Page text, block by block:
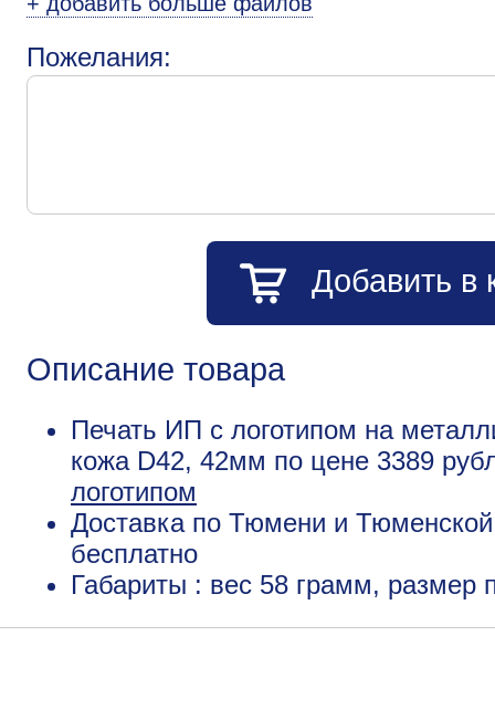
Пожелания:
Добавить в
Описание товара
Печать ИП с логотипом на
кожа D42, 42мм по цене 3389
логотипом
Доставка по Тюмени и
бесплатно
Габариты : вес 58 грамм, размер